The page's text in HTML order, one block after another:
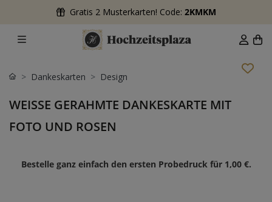
Gratis 2 Musterkarten! Code: 2KMKM
Dankeskarten Design
WEISSE GERAHMTE DANKESKARTE MIT F
OTO UND ROSEN
Bestelle ganz einfach den ersten Probedruck für 1,00 €.